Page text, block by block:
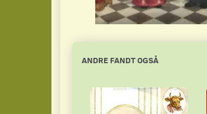
ANDRE FANDT OGSÅ